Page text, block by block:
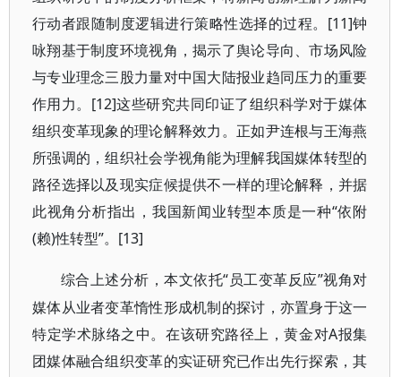
行动者跟随制度逻辑进行策略性选择的过程。[11]钟
咏翔基于制度环境视角，揭示了舆论导向、市场风险
与专业理念三股力量对中国大陆报业趋同压力的重要
作用力。[12]这些研究共同印证了组织科学对于媒体
组织变革现象的理论解释效力。正如尹连根与王海燕
所强调的，组织社会学视角能为理解我国媒体转型的
路径选择以及现实症候提供不一样的理论解释，并据
此视角分析指出，我国新闻业转型本质是一种“依附
(赖)性转型”。[13]
综合上述分析，本文依托“员工变革反应”视角对
媒体从业者变革惰性形成机制的探讨，亦置身于这一
特定学术脉络之中。在该研究路径上，黄金对A报集
团媒体融合组织变革的实证研究已作出先行探索，其